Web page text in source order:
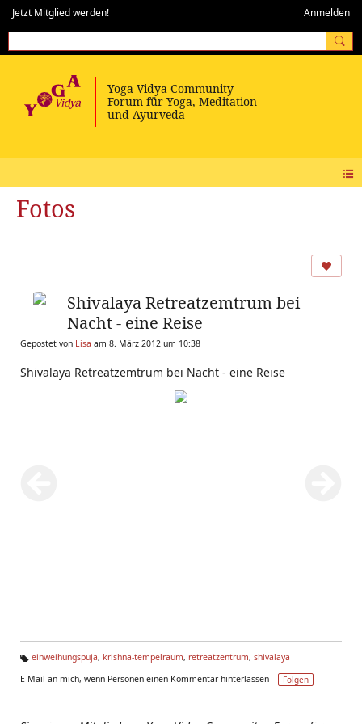
Jetzt Mitglied werden! Anmelden
Fotos
Shivalaya Retreatzemtrum bei
Nacht - eine Reise
Gepostet von Lisa am 8. März 2012 um 10:38
Shivalaya Retreatzemtrum bei Nacht - eine Reise
g
einweihungspuja, krishna-tempelraum, retreatzentrum, shivalaya
E-Mail an mich, wenn Personen einen Kommentar hinterlassen –
Folgen